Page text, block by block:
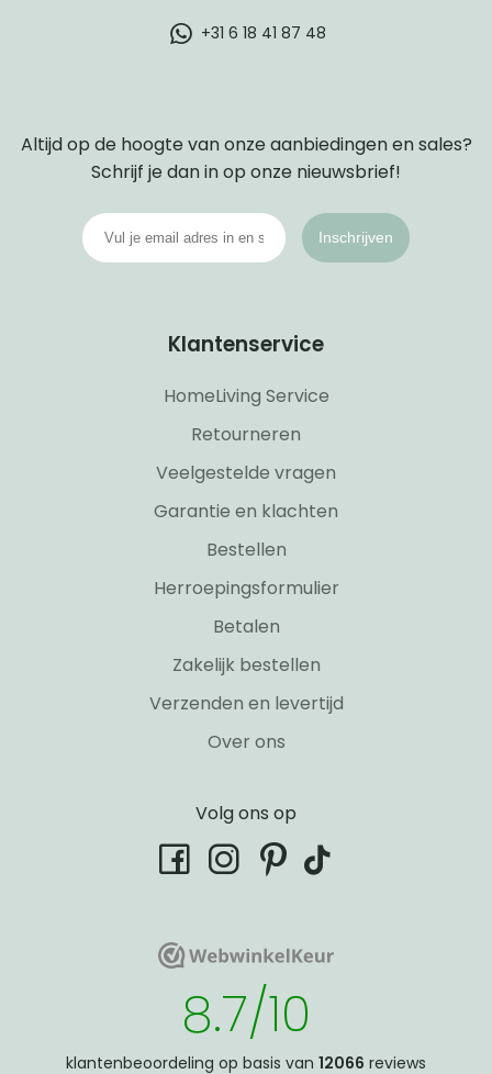
+31 6 18 41 87 48
Altijd op de hoogte van onze aanbiedingen en sales?
Schrijf je dan in op onze nieuwsbrief!
Inschrijven
Klantenservice
HomeLiving Service
Retourneren
Veelgestelde vragen
Garantie en klachten
Bestellen
Herroepingsformulier
Betalen
Zakelijk bestellen
Verzenden en levertijd
Over ons
Volg ons op
facebookinstagram
pinterest
tiktok
WebwinkelKeurWebwinkelKeur
8.7/10
klantenbeoordeling op basis van 12066 reviews